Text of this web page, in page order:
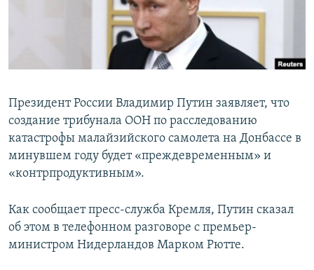
ПОБЕДИТЕЛЕЙ НЕ СУДЯТ?
КРЫМ.НЕПОКОРЕННЫЙ
Все сайты RFE/RL
Президент России Владимир Путин заявляет, что
создание трибунала ООН по расследованию
катастрофы малайзийского самолета на Донбассе в
минувшем году будет «преждевременным» и
«контрпродуктивным».
Как сообщает пресс-служба Кремля, Путин сказал
об этом в телефонном разговоре с премьер-
министром Нидерландов Марком Рютте.